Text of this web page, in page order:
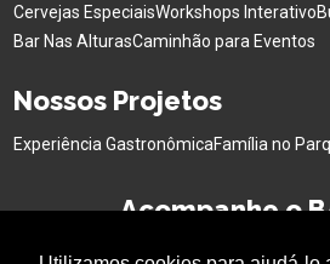
Cervejas EspeciaisWorkshops Interativo
Bar Nas AlturasCaminhão para Eventos
Nossos Projetos
Experiência GastronômicaFamília no
Acompanhe o